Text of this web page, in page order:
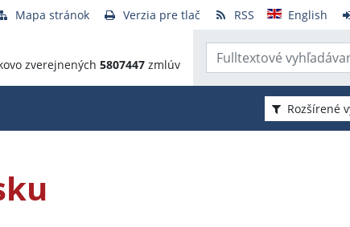
Mapa stránok Verzia pre tlač RSS English
zverejnených 5807447 zmlúv
Rozšírené